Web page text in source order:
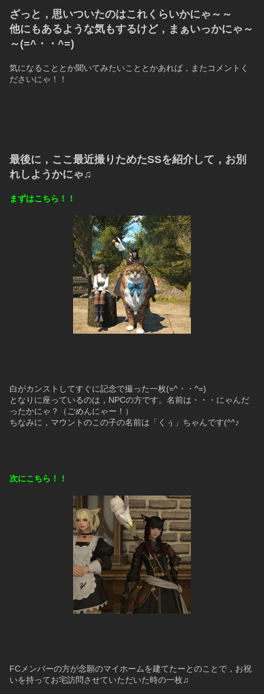
ざっと，思いついたのはこれくらいかにゃ～～
他にもあるような気もするけど，まぁいっかにゃ～
～(=^・・^=)
気になることとか聞いてみたいこととかあれば，またコメントく
ださいにゃ！！
最後に，ここ最近撮りためたSSを紹介して，お別
れしようかにゃ♫
まずはこちら！！
白がカンストしてすぐに記念で撮った一枚(=^・・^=)
となりに座っているのは，NPCの方です。名前は・・・にゃんだ
ったかにゃ？（ごめんにゃー！）
ちなみに，マウントのこの子の名前は「くぅ」ちゃんです(^^♪
次にこちら！！
FCメンバーの方が念願のマイホームを建てたーとのことで，お祝
いを持ってお宅訪問させていただいた時の一枚♫